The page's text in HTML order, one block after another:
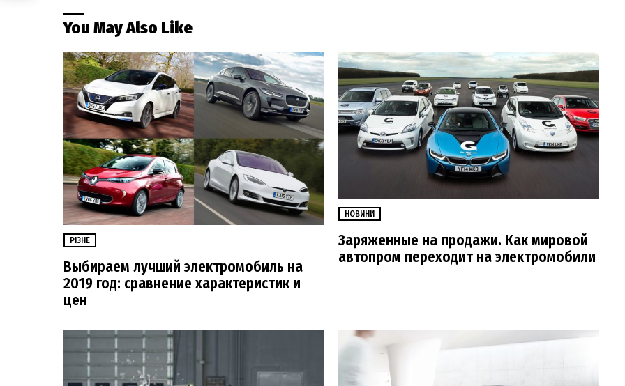
You May Also Like
РІЗНЕ
Выбираем лучший электромобиль на
2019 год: сравнение характеристик и
цен
НОВИНИ
Заряженные на продажи. Как мировой
автопром переходит на электромобили